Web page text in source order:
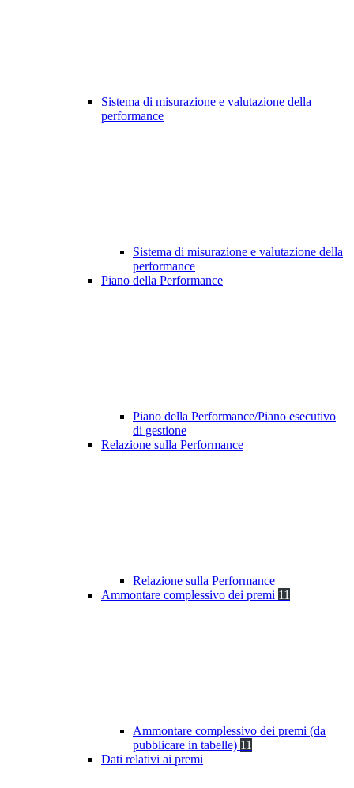
Sistema di misurazione e valutazione della
performance
Sistema di misurazione e valutazione della
performance
Piano della Performance
Piano della Performance/Piano esecutivo
di gestione
Relazione sulla Performance
Relazione sulla Performance
Ammontare complessivo dei premi 11
Ammontare complessivo dei premi (da
pubblicare in tabelle) 11
Dati relativi ai premi